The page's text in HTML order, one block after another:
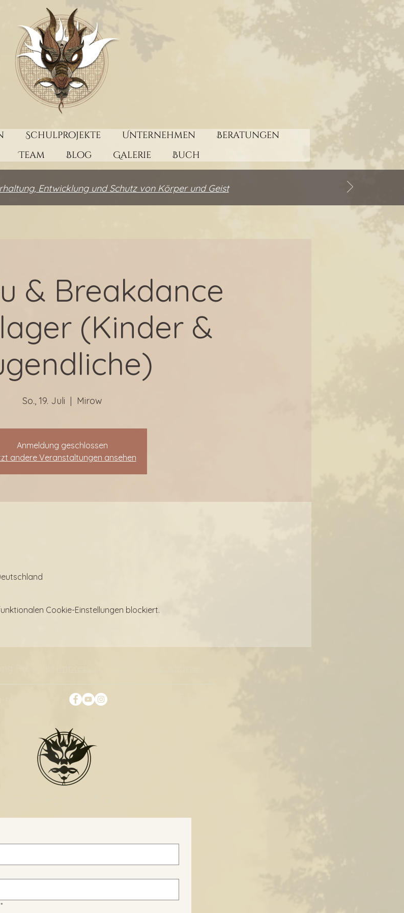
Schulprojekte Unternehmen
Beratungen
Team Blog Galerie Buch
Entwicklung und Schutz von Körper und Geist
& Breakdance
(Kinder &
So., 19. Juli
  |
Mirow
Anmeldung geschlossen
andere Veranstaltungen ansehen
Cookie-Einstellungen blockiert.
*